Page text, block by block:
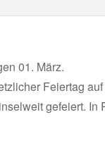
01. März.
Feiertag
gefeiert.